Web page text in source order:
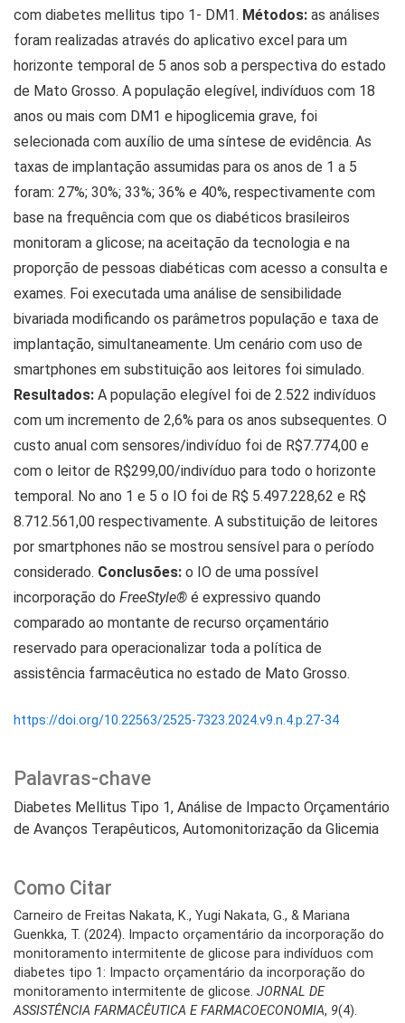
Palavras-chave
Diabetes Mellitus Tipo 1 Análise de Impacto Orçamentário
de Avanços Terapêuticos Automonitorização da Glicemia
Como Citar
Carneiro de Freitas Nakata, K., Yugi Nakata, G., & Mariana
Guenkka, T. (2024). Impacto orçamentário da incorporação do
monitoramento intermitente de glicose para indivíduos com
diabetes tipo 1: Impacto orçamentário da incorporação do
monitoramento intermitente de glicose. JORNAL DE
ASSISTÊNCIA FARMACÊUTICA E FARMACOECONOMIA, 9(4).
com diabetes mellitus tipo 1- DM1. Métodos: as análises
foram realizadas através do aplicativo excel para um
horizonte temporal de 5 anos sob a perspectiva do estado
de Mato Grosso. A população elegível, indivíduos com 18
anos ou mais com DM1 e hipoglicemia grave, foi
selecionada com auxílio de uma síntese de evidência. As
taxas de implantação assumidas para os anos de 1 a 5
foram: 27%; 30%; 33%; 36% e 40%, respectivamente com
base na frequência com que os diabéticos brasileiros
monitoram a glicose; na aceitação da tecnologia e na
proporção de pessoas diabéticas com acesso a consulta e
exames. Foi executada uma análise de sensibilidade
bivariada modificando os parâmetros população e taxa de
implantação, simultaneamente. Um cenário com uso de
smartphones em substituição aos leitores foi simulado.
Resultados: A população elegível foi de 2.522 indivíduos
com um incremento de 2,6% para os anos subsequentes. O
custo anual com sensores/indivíduo foi de R$7.774,00 e
com o leitor de R$299,00/indivíduo para todo o horizonte
temporal. No ano 1 e 5 o IO foi de R$ 5.497.228,62 e R$
8.712.561,00 respectivamente. A substituição de leitores
por smartphones não se mostrou sensível para o período
considerado. Conclusões: o IO de uma possível
incorporação do FreeStyle® é expressivo quando
comparado ao montante de recurso orçamentário
reservado para operacionalizar toda a política de
assistência farmacêutica no estado de Mato Grosso.
https://doi.org/10.22563/2525-7323.2024.v9.n.4.p.27-34